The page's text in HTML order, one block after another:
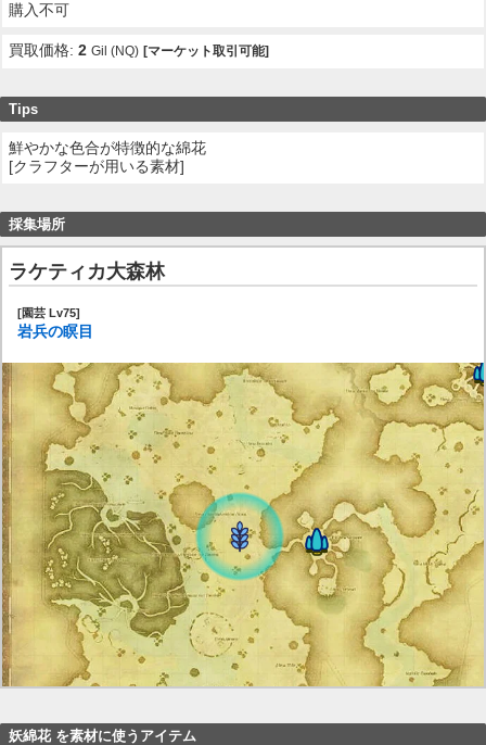
購入不可
買取価格:2 Gil (NQ) [マーケット取引可能]
Tips
鮮やかな色合が特徴的な綿花
[クラフターが用いる素材]
採集場所
ラケティカ大森林
[園芸 Lv75]
岩兵の瞑目
妖綿花 を素材に使うアイテム